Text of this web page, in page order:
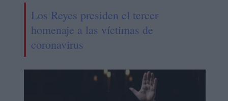
Los Reyes presiden el tercer
homenaje a las víctimas de
coronavirus